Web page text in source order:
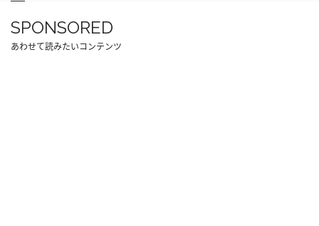
SPONSORED
あわせて読みたいコンテンツ